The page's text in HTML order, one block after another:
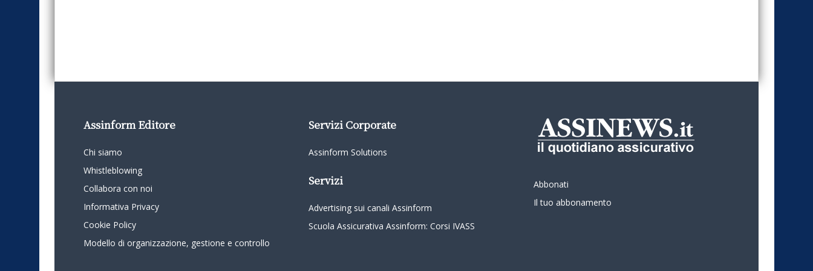
Assinform Editore
Chi siamo
Whistleblowing
Collabora con noi
Informativa Privacy
Cookie Policy
Modello di organizzazione, gestione e controllo
Servizi Corporate
Assinform Solutions
Servizi
Advertising sui canali Assinform
Scuola Assicurativa Assinform: Corsi IVASS
Abbonati
Il tuo abbonamento